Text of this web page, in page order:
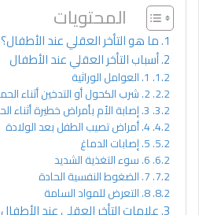
المحتويات
ما هو التأخر العقلي عند الأطفال؟
أسباب التأخر العقلي عند الأطفال
1. العوامل الوراثية
2. شرب الكحول أو التدخين أثناء الحمل
3. إصابة الأم بأمراض خطيرة أثناء الحمل
4. أمراض تصيب الطفل بعد الولادة
5. إصابات الدماغ
6. سوء التغذية الشديد
7. الضغوط النفسية الحادة
8. التعرض للمواد السامة